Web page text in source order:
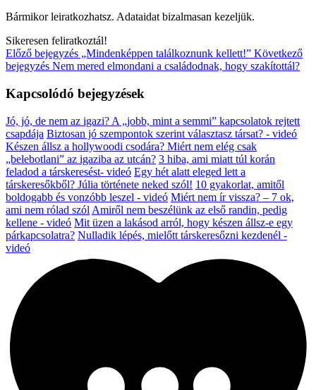
Bármikor leiratkozhatsz. Adataidat bizalmasan kezeljük.
Sikeresen feliratkoztál!
Előző bejegyzés „Mindenképpen találkoznunk kellett!” Következő
bejegyzés Nem mered elmondani a családodnak, hogy szakítottál?
Kapcsolódó bejegyzések
Jó, jó, de nem az igazi? A „jobb, mint a semmi” kapcsolatok rejtett
csapdája Biztosan jó szempontok szerint választasz társat? - videó
Készen állsz a hollywoodi csodára? Miért nem elég csak
„belebotlani” az igaziba az utcán? 3 hiba, ami miatt túl korán
feladod a társkeresést- videó Egy hét alatt eleged lett a
társkeresőkből? Júlia története neked szól! 10 gyakorlat, amitől
boldogabb és vonzóbb leszel - videó Miért nem ír vissza? – 7 ok,
ami nem rólad szól Amiről nem beszélünk az első randin, pedig
kellene - videó Mit üzen a lakásod arról, hogy készen állsz-e egy
párkapcsolatra? Nulladik lépés, mielőtt társkeresőzni kezdenél -
videó